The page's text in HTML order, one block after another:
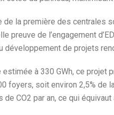
de la première des centrales
preuve de l’engagement
développement de projets
à 330 GWh, ce projet
foyers, soit environ 2,5% de
de CO2 par an, ce qui